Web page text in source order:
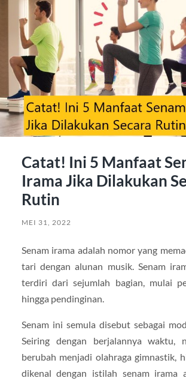
Catat! Ini 5 Manfaat
Irama Jika Dilakukan
Rutin
MEI 31, 2022
Senam irama adalah nomor yang
tari dengan alunan musik. Senam
terdiri dari sejumlah bagian, mulai
hingga pendinginan.
Senam ini semula disebut sebagai
Seiring dengan berjalannya waktu,
berubah menjadi olahraga gimnastik,
dikenal dengan istilah senam irama